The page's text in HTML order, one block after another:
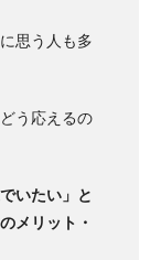
思う人も多
う応えるの
いたい」と
メリット・